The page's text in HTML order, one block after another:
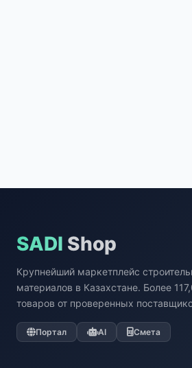
SADI Shop
Крупнейший маркетплейс
материалов в Казахстане. Более
товаров от проверенных
Портал AI Смета